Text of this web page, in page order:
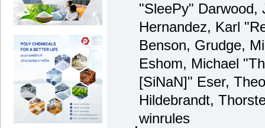
"SleePy" Darwood,
Hernandez, Karl
Benson, Grudge,
Eshom, Michael
[SiNaN]" Eser,
Hildebrandt,
winrules